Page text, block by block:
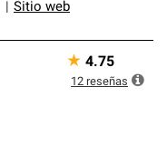
Sitio web
★ 4.75
12 reseñas